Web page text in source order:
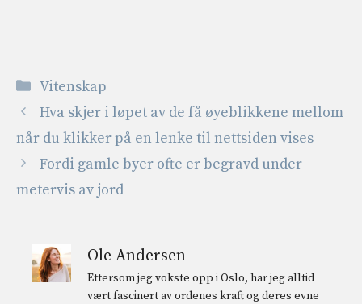
Kategorier
Vitenskap
Hva skjer i løpet av de få øyeblikkene mellom
når du klikker på en lenke til nettsiden vises
Fordi gamle byer ofte er begravd under
metervis av jord
Ole Andersen
Ettersom jeg vokste opp i Oslo, har jeg alltid
vært fascinert av ordenes kraft og deres evne